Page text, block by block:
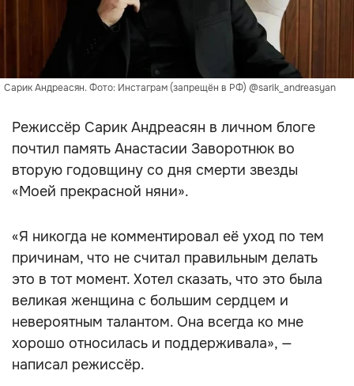
Сарик Андреасян. Фото: Инстаграм (запрещён в РФ) @sarik_andreasyan
Режиссёр Сарик Андреасян в личном блоге
почтил память Анастасии Заворотнюк во
вторую годовщину со дня смерти звезды
«Моей прекрасной няни».
«Я никогда не комментировал её уход по тем
причинам, что не считал правильным делать
это в тот момент. Хотел сказать, что это была
великая женщина с большим сердцем и
невероятным талантом. Она всегда ко мне
хорошо относилась и поддерживала», —
написал режиссёр.